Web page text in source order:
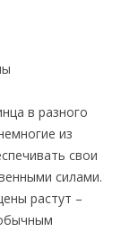
в разного
из
свои
силами.
растут –